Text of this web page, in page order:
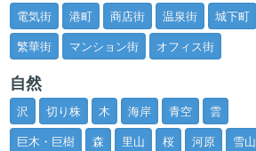
電気街 港町 商店街 温泉街
城下町
繁華街
マンション街 オフィス街
自然
沢 切り株 木 海岸 青空
雲
巨木・巨樹
森 里山 桜 河原
雪山